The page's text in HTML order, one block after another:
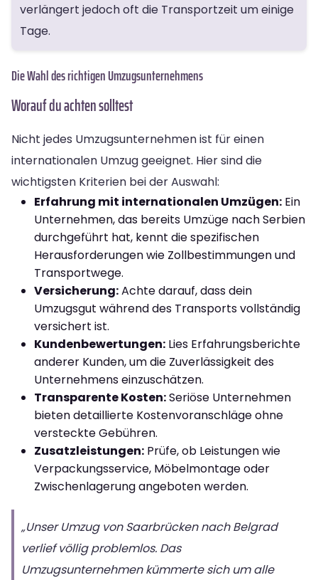
verlängert jedoch oft die Transportzeit um einige
Tage.
Die Wahl des richtigen Umzugsunternehmens
Worauf du achten solltest
Nicht jedes Umzugsunternehmen ist für einen
internationalen Umzug geeignet. Hier sind die
wichtigsten Kriterien bei der Auswahl:
Erfahrung mit internationalen Umzügen: Ein
Unternehmen, das bereits Umzüge nach Serbien
durchgeführt hat, kennt die spezifischen
Herausforderungen wie Zollbestimmungen und
Transportwege.
Versicherung:Achte darauf, dass dein
Umzugsgut während des Transports vollständig
versichert ist.
Kundenbewertungen: Lies Erfahrungsberichte
anderer Kunden, um die Zuverlässigkeit des
Unternehmens einzuschätzen.
Transparente Kosten:Seriöse Unternehmen
bieten detaillierte Kostenvoranschläge ohne
versteckte Gebühren.
Zusatzleistungen: Prüfe, ob Leistungen wie
Verpackungsservice, Möbelmontage oder
Zwischenlagerung angeboten werden.
„Unser Umzug von Saarbrücken nach Belgrad
verlief völlig problemlos. Das
Umzugsunternehmen kümmerte sich um alle